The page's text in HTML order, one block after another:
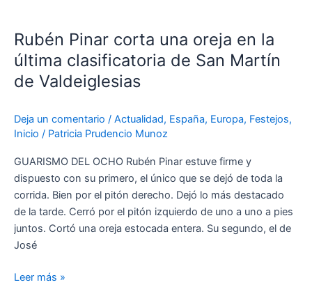
Rubén Pinar corta una oreja en la
última clasificatoria de San Martín
de Valdeiglesias
Deja un comentario / Actualidad, España, Europa, Festejos,
Inicio / Patricia Prudencio Munoz
GUARISMO DEL OCHO Rubén Pinar estuve firme y
dispuesto con su primero, el único que se dejó de toda la
corrida. Bien por el pitón derecho. Dejó lo más destacado
de la tarde. Cerró por el pitón izquierdo de uno a uno a pies
juntos. Cortó una oreja estocada entera. Su segundo, el de
José
corta
una
oreja
en
última
clasificatoria
de
San
Martín
de
Valdeiglesias
Leer más »